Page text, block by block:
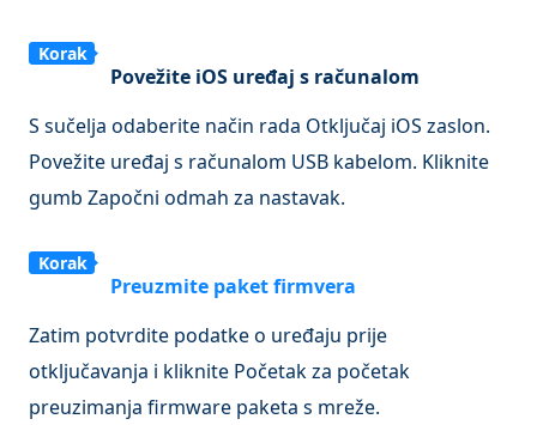
Korak
Povežite iOS uređaj s računalom
S sučelja odaberite način rada Otključaj iOS zaslon.
Povežite uređaj s računalom USB kabelom. Kliknite
gumb Započni odmah za nastavak.
Korak
Preuzmite paket firmvera
Zatim potvrdite podatke o uređaju prije
otključavanja i kliknite Početakza početak
preuzimanja firmware paketa s mreže.